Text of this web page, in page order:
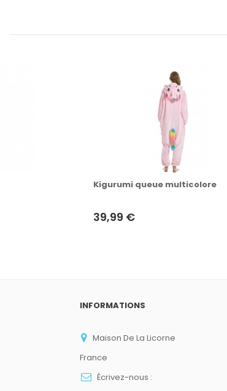
Kigurumi queue multicolore
39,99 €
INFORMATIONS
Maison De La Licorne
France
Écrivez-nous :